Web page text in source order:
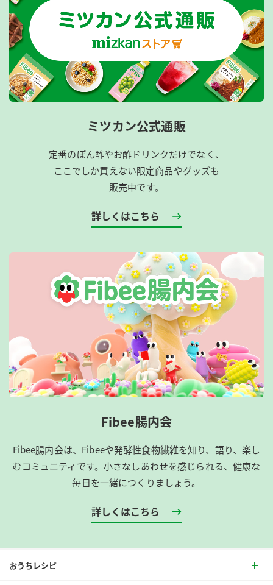
ミツカン公式通販
定番のぽん酢やお酢ドリンクだけでなく、
ここでしか買えない限定商品やグッズも
販売中です。
詳しくはこちら
Fibee腸内会
Fibee腸内会は、​Fibeeや発酵性食物繊維を知り、語り、楽し
むコミュニティです。​小さなしあわせを感じられる、健康な
毎日を一緒につくりましょう。
詳しくはこちら
おうちレシピ